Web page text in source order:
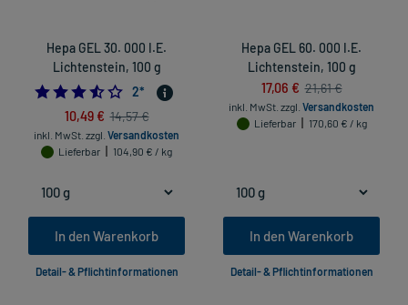
Hepa GEL 30. 000 I.E.
Lichtenstein, 100 g
3.5
2*
10,49 € 14,57 €
inkl. MwSt. zzgl. Versandkosten
Lieferbar
104,90 € / kg
In den Warenkorb
Detail- & Pflichtinformationen
Hepa GEL 60. 000 I.E.
Lichtenstein, 100 g
17,06 € 21,61 €
inkl. MwSt. zzgl. Versandkosten
Lieferbar
170,60 € / kg
In den Warenkorb
Detail- & Pflichtinformationen